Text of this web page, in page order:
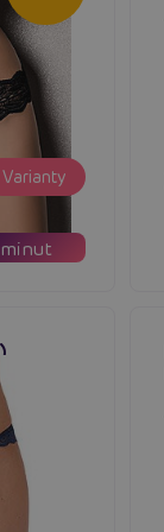
minut
Varianty